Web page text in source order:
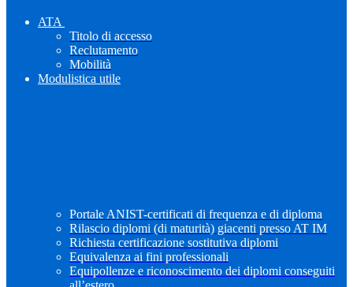
ATA
Titolo di accesso
Reclutamento
Mobilità
Modulistica utile
Portale ANIST-certificati di frequenza e di diploma
Rilascio diplomi (di maturità) giacenti presso AT IM
Richiesta certificazione sostitutiva diplomi
Equivalenza ai fini professionali
Equipollenze e riconoscimento dei diplomi conseguiti